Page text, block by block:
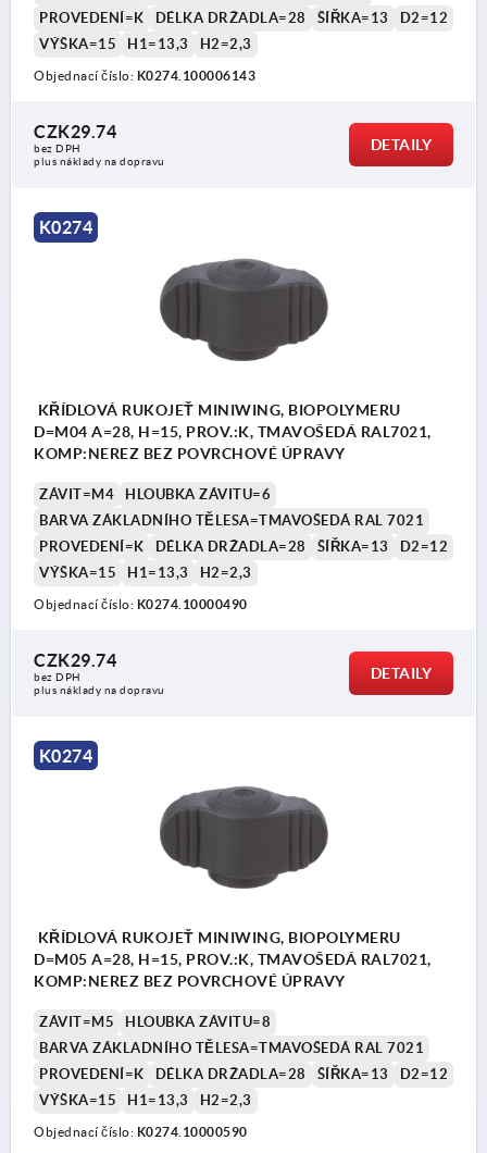
PROVEDENÍ=K
DÉLKA DRŽADLA=28 ŠÍŘKA=13
D2=12
VÝŠKA=15
H1=13,3 H2=2,3
Objednací číslo: K0274.100006143
CZK29.74
bez DPH
plus náklady na dopravu
DETAILY
K0274
KŘÍDLOVÁ RUKOJEŤ MINIWING, BIOPOLYMERU
D=M04 A=28, H=15, PROV.:K, TMAVOŠEDÁ RAL7021,
KOMP:NEREZ BEZ POVRCHOVÉ ÚPRAVY
ZÁVIT=M4
HLOUBKA ZÁVITU=6
BARVA ZÁKLADNÍHO TĚLESA=TMAVOŠEDÁ RAL 7021
PROVEDENÍ=K
DÉLKA DRŽADLA=28 ŠÍŘKA=13
D2=12
VÝŠKA=15
H1=13,3 H2=2,3
Objednací číslo: K0274.10000490
CZK29.74
bez DPH
plus náklady na dopravu
DETAILY
K0274
KŘÍDLOVÁ RUKOJEŤ MINIWING, BIOPOLYMERU
D=M05 A=28, H=15, PROV.:K, TMAVOŠEDÁ RAL7021,
KOMP:NEREZ BEZ POVRCHOVÉ ÚPRAVY
ZÁVIT=M5
HLOUBKA ZÁVITU=8
BARVA ZÁKLADNÍHO TĚLESA=TMAVOŠEDÁ RAL 7021
PROVEDENÍ=K
DÉLKA DRŽADLA=28 ŠÍŘKA=13
D2=12
VÝŠKA=15
H1=13,3 H2=2,3
Objednací číslo: K0274.10000590